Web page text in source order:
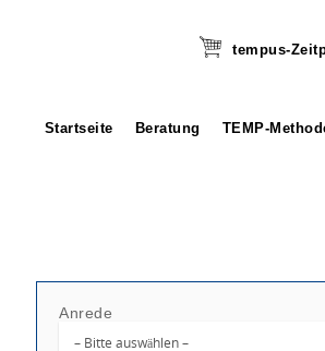
tempus-
Startseite Beratung TEMP-
Anrede